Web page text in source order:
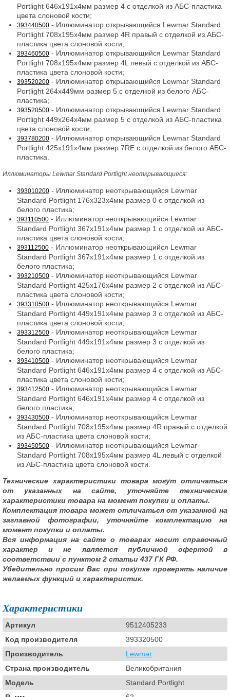
Portlight 646x191x4мм размер 4 с отделкой из АБС-пластика
цвета слоновой кости;
393440500 - Иллюминатор открывающийся Lewmar Standard
Portlight 708x195x4мм размер 4R правый с отделкой из АБС-
пластика цвета слоновой кости;
393460500 - Иллюминатор открывающийся Lewmar Standard
Portlight 708x195x4мм размер 4L левый с отделкой из АБС-
пластика цвета слоновой кости;
393520200 - Иллюминатор открывающийся Lewmar Standard
Portlight 264x449мм размер 5 с отделкой из белого АБС-
пластика;
393520500 - Иллюминатор открывающийся Lewmar Standard
Portlight 449x264x4мм размер 5 с отделкой из АБС-пластика
цвета слоновой кости;
393780200 - Иллюминатор открывающийся Lewmar Standard
Portlight 425x191x4мм размер 7RE с отделкой из белого АБС-
пластика.
Иллюминаторы Lewmar Standard Portlight неоткрывающиеся:
393010200 - Иллюминатор неоткрывающийся Lewmar
Standard Portlight 176x323x4мм размер 0 с отделкой из
белого пластика;
393110500 - Иллюминатор неоткрывающийся Lewmar
Standard Portlight 367x191x4мм размер 1 с отделкой из АБС-
пластика цвета слоновой кости;
393112500 - Иллюминатор неоткрывающийся Lewmar
Standard Portlight 367x191x4мм размер 1 с отделкой из
белого пластика;
393210500 - Иллюминатор неоткрывающийся Lewmar
Standard Portlight 425x176x4мм размер 2 с отделкой из АБС-
пластика цвета слоновой кости;
393310500 - Иллюминатор неоткрывающийся Lewmar
Standard Portlight 449x191x4мм размер 3 с отделкой из АБС-
пластика цвета слоновой кости;
393312500 - Иллюминатор неоткрывающийся Lewmar
Standard Portlight 449x191x4мм размер 3 с отделкой из
белого пластика;
393410500 - Иллюминатор неоткрывающийся Lewmar
Standard Portlight 646x191x4мм размер 4 с отделкой из АБС-
пластика цвета слоновой кости;
393412500 - Иллюминатор неоткрывающийся Lewmar
Standard Portlight 646x191x4мм размер 4 с отделкой из
белого пластика;
393430500 - Иллюминатор неоткрывающийся Lewmar
Standard Portlight 708x195x4мм размер 4R правый с отделкой
из АБС-пластика цвета слоновой кости;
393450500 - Иллюминатор неоткрывающийся Lewmar
Standard Portlight 708x195x4мм размер 4L левый с отделкой
из АБС-пластика цвета слоновой кости.
Технические характеристики товара могут отличаться
от указанных на сайте, уточняйте технические
характеристики товара на момент покупки и оплаты.
Комплектация товара может отличаться от указанной на
заглавной фотографии, уточняйте комплектацию на
момент покупки и оплаты.
Вся информация на сайте о товарах носит справочный
характер и не является публичной офертой в
соответствии с пунктом 2 статьи 437 ГК РФ.
Убедительно просим Вас при покупке проверять наличие
желаемых функций и характеристик.
Характеристики
Артикул
9512405233
Код производителя
393320500
Производитель
Lewmar
Страна производитель
Великобритания
Модель
Standard Portlight